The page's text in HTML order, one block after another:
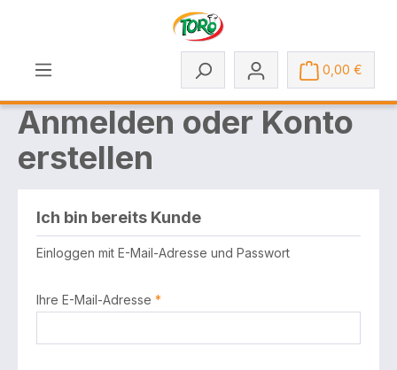
0,00 €
Anmelden oder Konto
erstellen
Ich bin bereits Kunde
Einloggen mit E-Mail-Adresse und Passwort
Ihre E-Mail-Adresse *